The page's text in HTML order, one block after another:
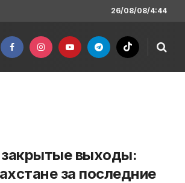
26/08/08/4:44
закрытые выходы:
за последние